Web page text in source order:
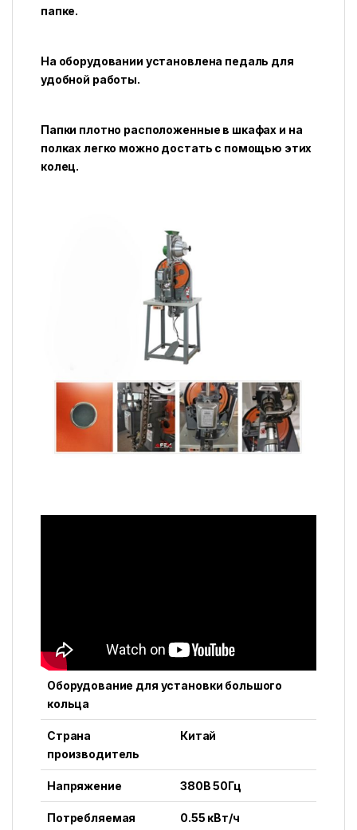
папке.
На оборудовании установлена ​​педаль для
удобной работы.
Папки плотно расположенные в шкафах и на
полках легко можно достать с помощью этих
колец.
Оборудование для установки большого
кольца
Страна
производитель
Китай
Напряжение 380В 50Гц
Потребляемая
0.55 кВт/ч